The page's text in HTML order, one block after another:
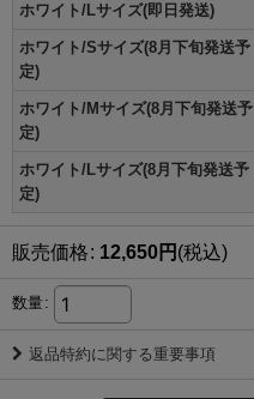
ホワイト/Lサイズ(即日発送)
ホワイト/Sサイズ(8月下旬発送予
定)
ホワイト/Mサイズ(8月下旬発送予
定)
ホワイト/Lサイズ(8月下旬発送予
定)
販売価格: 12,650円 (税込)
数量:
返品特約に関する重要事項